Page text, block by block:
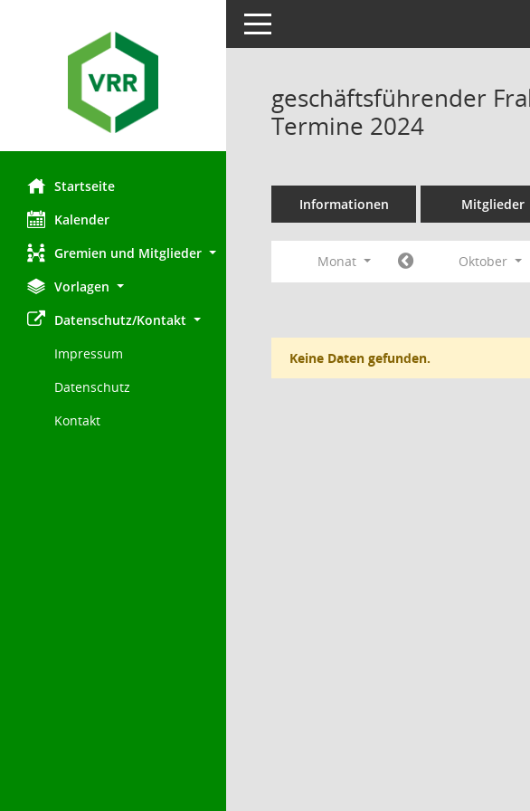
Startseite
Kalender
Gremien und Mitglieder
Vorlagen
Datenschutz/Kontakt
Impressum
Datenschutz
Kontakt
Toggle navigation
geschäftsführender
Termine 2024
Informationen Mitglieder
Monat Oktober
Keine Daten gefunden.